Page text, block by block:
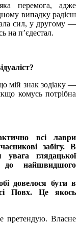
перемога, адже
випадку радієш
сил, у другому —
на п’єдестал.
мій знак зодіаку —
комусь потрібна
всі лаври
забігу. В
увага глядацької
до найшвидшого
довелося бути в
Повх. Це якось
претендую. Власне